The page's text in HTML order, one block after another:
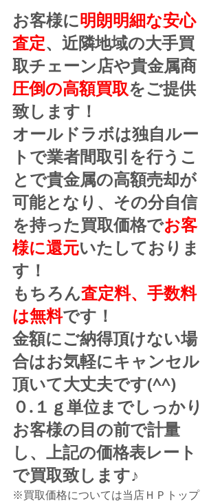
お客様に明朗明細な安心
査定、近隣地域の大手買
取チェーン店や貴金属商
圧倒の高額買取をご提供
致します！
オールドラボは独自ルー
トで業者間取引を行うこ
とで貴金属の高額売却が
可能となり、その分自信
を持った買取価格でお客
様に還元いたしておりま
す！
もちろん査定料、手数料
は無料です！
金額にご納得頂けない場
合はお気軽にキャンセル
頂いて大丈夫です(^^)
０.１ｇ単位までしっかり
お客様の目の前で計量
し、上記の価格表レート
で買取致します♪
※買取価格については当店ＨＰトップ